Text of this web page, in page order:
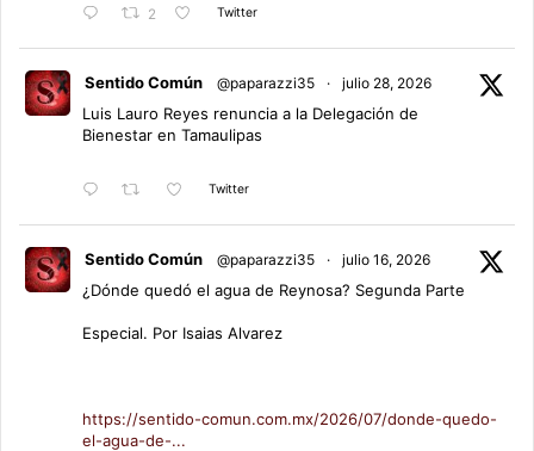
2 Twitter
Sentido Común @paparazzi35 · julio 28, 2026
Luis Lauro Reyes renuncia a la Delegación de
Bienestar en Tamaulipas
Twitter
Sentido Común @paparazzi35 · julio 16, 2026
¿Dónde quedó el agua de Reynosa? Segunda Parte
Especial. Por Isaias Alvarez
https://sentido-comun.com.mx/2026/07/donde-quedo-
el-agua-de-...